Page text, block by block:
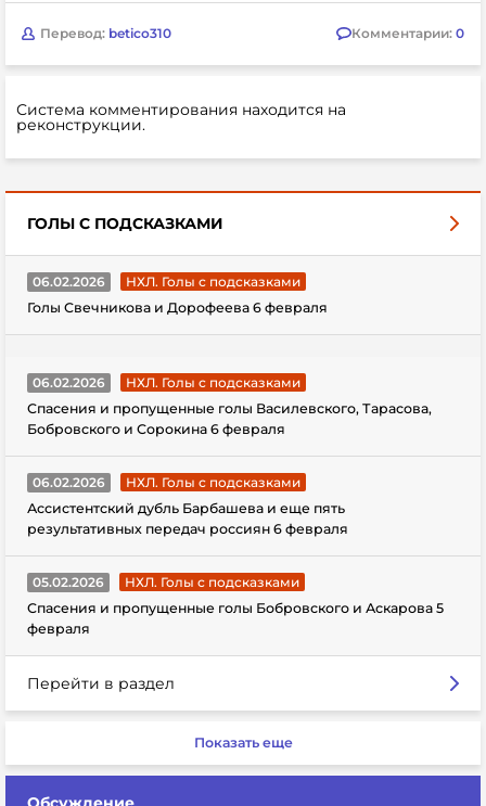
Перевод: betico310 Комментарии: 0
Система комментирования находится на
реконструкции.
ГОЛЫ С ПОДСКАЗКАМИ
06.02.2026
НХЛ. Голы с подсказками
Голы Свечникова и Дорофеева 6 февраля
06.02.2026
НХЛ. Голы с подсказками
Спасения и пропущенные голы Василевского, Тарасова,
Бобровского и Сорокина 6 февраля
06.02.2026
НХЛ. Голы с подсказками
Ассистентский дубль Барбашева и еще пять
результативных передач россиян 6 февраля
05.02.2026
НХЛ. Голы с подсказками
Спасения и пропущенные голы Бобровского и Аскарова 5
февраля
Перейти в раздел
Показать еще